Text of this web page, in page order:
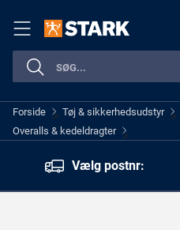
Forside > Tøj & sikkerhedsudstyr >
Overalls & kedeldragter >
Vælg postnr: